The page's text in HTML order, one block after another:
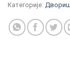
Категорије: